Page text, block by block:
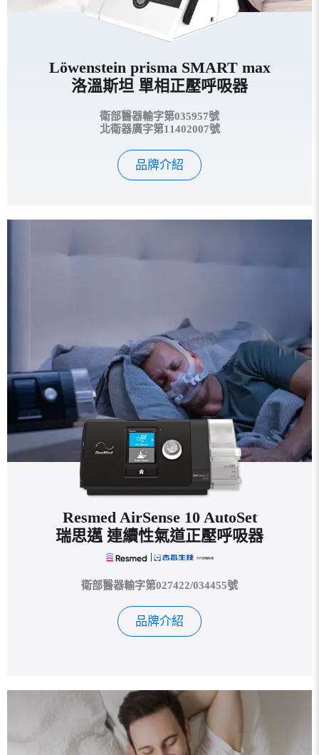
Löwenstein prisma SMART max
洛溫斯坦 單相正壓呼吸器
衛部醫器輸字第035957號
北衛器廣字第11402007號
品牌介紹
Resmed AirSense 10 AutoSet
瑞思邁 連續性氣道正壓呼吸器
衛部醫器輸字第027422/034455號
品牌介紹